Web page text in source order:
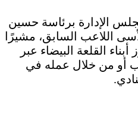
الإدارة برئاسة حسين
اللاعب السابق، مشيرًا
القلعة البيضاء عبر
أو من خلال عمله في